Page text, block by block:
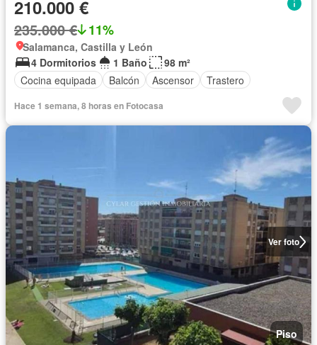
210.000 €
235.000 € 11%
Salamanca, Castilla y León
4 Dormitorios
1 Baño
98 m²
Cocina equipada
Balcón Ascensor Trastero
Hace 1 semana, 8 horas en Fotocasa
Ver foto
Piso